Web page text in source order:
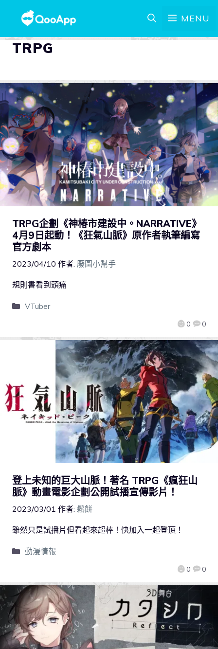
MENU
TRPG
TRPG企劃《神椿市建設中。NARRATIVE》
4月9日起動！《狂氣山脈》原作者執筆編寫
官方劇本
2023/04/10 作者: 廢圖小幫手
0 0
規則書看到頭痛
VTuber
登上未知的巨大山脈！著名 TRPG《瘋狂山
脈》動畫電影企劃公開試播宣傳影片！
2023/03/01 作者: 鬆餅
0 0
雖然只是試播片但看起來超棒！快加入一起登頂！
動漫情報